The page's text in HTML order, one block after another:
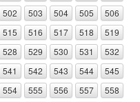
502 503 504 505
506
515 516 517 518
519
528 529 530 531
532
541 542 543 544
545
554 555 556 557
558